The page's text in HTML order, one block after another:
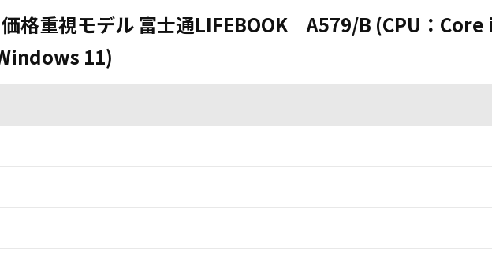
格重視モデル 富士通LIFEBOOK A579/B (CPU：Core
11)